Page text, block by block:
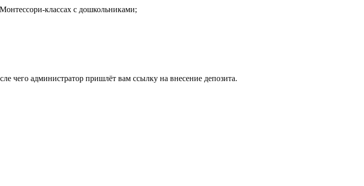
классах с дошкольниками;
чего администратор пришлёт вам ссылку на внесение депозита.